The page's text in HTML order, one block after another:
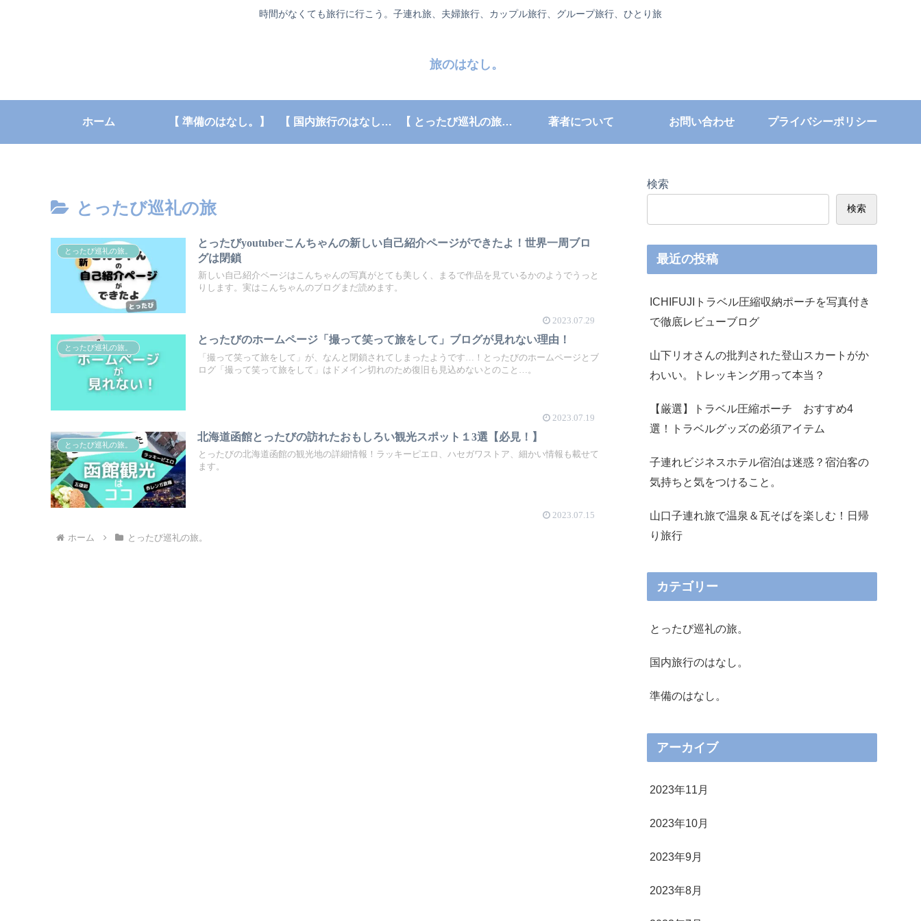
時間がなくても旅行に行こう。子連れ旅、夫婦旅行、カップル旅行、グループ旅行、ひとり旅
旅のはなし。
ホーム 【 準備のはなし。】 【 国内旅行のはなし。】 【 とったび巡礼の旅。】 著者について お問い合わせ プライバシーポリシー
とったび巡礼の旅
とったび巡礼の旅。
とったびyoutuberこんちゃんの新しい自己紹介ページができたよ！世界一周ブロ
グは閉鎖
新しい自己紹介ページはこんちゃんの写真がとても美しく、まるで作品を見ているかのようでうっと
りします。実はこんちゃんのブログまだ読めます。
2023.07.29
とったび巡礼の旅。
とったびのホームページ「撮って笑って旅をして」ブログが見れない理由！
「撮って笑って旅をして」が、なんと閉鎖されてしまったようです…！とったびのホームページとブ
ログ「撮って笑って旅をして」はドメイン切れのため復旧も見込めないとのこと…。
2023.07.19
とったび巡礼の旅。
北海道函館とったびの訪れたおもしろい観光スポット１3選【必見！】
とったびの北海道函館の観光地の詳細情報！ラッキーピエロ、ハセガワストア、細かい情報も載せて
ます。
2023.07.15
ホーム とったび巡礼の旅。
検索
検索
最近の投稿
ICHIFUJIトラベル圧縮収納ポーチを写真付き
で徹底レビューブログ
山下リオさんの批判された登山スカートがか
わいい。トレッキング用って本当？
【厳選】トラベル圧縮ポーチ おすすめ4
選！トラベルグッズの必須アイテム
子連れビジネスホテル宿泊は迷惑？宿泊客の
気持ちと気をつけること。
山口子連れ旅で温泉＆瓦そばを楽しむ！日帰
り旅行
カテゴリー
とったび巡礼の旅。
国内旅行のはなし。
準備のはなし。
アーカイブ
2023年11月
2023年10月
2023年9月
2023年8月